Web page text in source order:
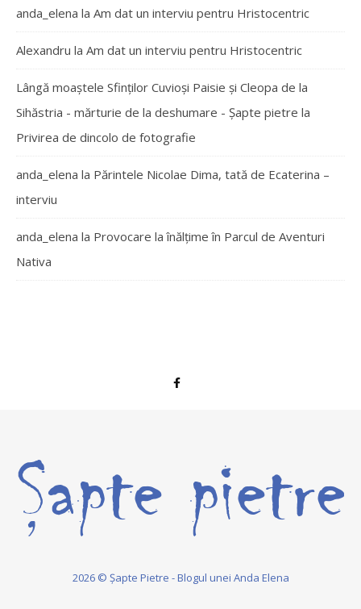
anda_elena la Am dat un interviu pentru Hristocentric
Alexandru la Am dat un interviu pentru Hristocentric
Lângă moaștele Sfinților Cuvioși Paisie și Cleopa de la
Sihăstria - mărturie de la deshumare - Şapte pietre la
Privirea de dincolo de fotografie
anda_elena la Părintele Nicolae Dima, tată de Ecaterina –
interviu
anda_elena la Provocare la înălțime în Parcul de Aventuri
Nativa
2026 © Șapte Pietre - Blogul unei Anda Elena